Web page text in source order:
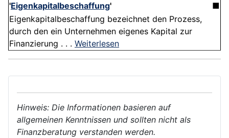
'Eigenkapitalbeschaffung'
■
Eigenkapitalbeschaffung bezeichnet den Prozess,
durch den ein Unternehmen eigenes Kapital zur
Finanzierung . . . Weiterlesen
Hinweis: Die Informationen basieren auf
allgemeinen Kenntnissen und sollten nicht als
Finanzberatung verstanden werden.